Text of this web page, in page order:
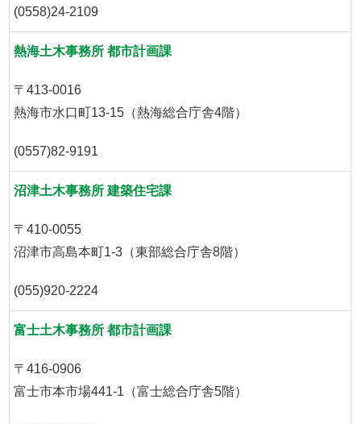
(0558)24-2109
熱海土木事務所 都市計画課
〒413-0016
熱海市水口町13-15（熱海総合庁舎4階）
(0557)82-9191
沼津土木事務所 建築住宅課
〒410-0055
沼津市高島本町1-3（東部総合庁舎8階）
(055)920-2224
富士土木事務所 都市計画課
〒416-0906
富士市本市場441-1（富士総合庁舎5階）